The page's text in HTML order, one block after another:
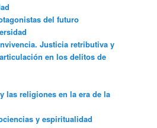
del futuro
Justicia retributiva y
en los delitos de
las religiones en la era de la
y espiritualidad